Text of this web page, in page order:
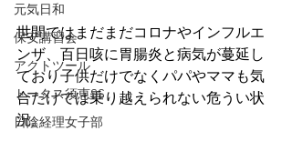
元気日和
保安講習会
アクトツール
トータス須恵SS
日陰経理女子部
世間ではまだまだコロナやインフルエ
ンザ、百日咳に胃腸炎と病気が蔓延し
ており子供だけでなくパパやママも気
合だけでは乗り越えられない危うい状
況。